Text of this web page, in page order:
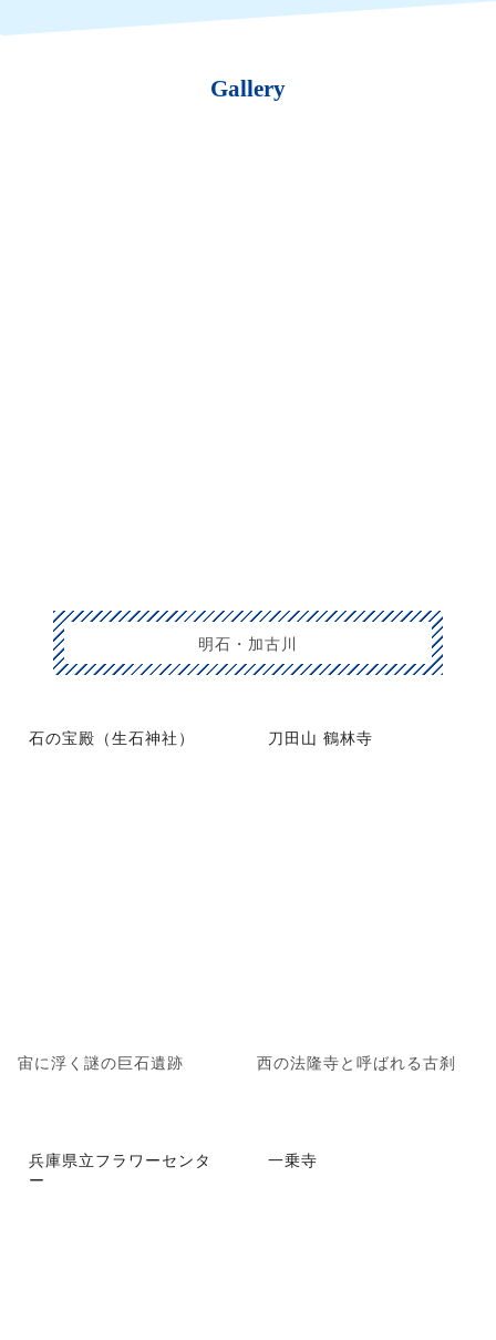
Gallery
明石・加古川
石の宝殿（生石神社）
宙に浮く謎の巨石遺跡
刀田山 鶴林寺
西の法隆寺と呼ばれる古刹
兵庫県立フラワーセンタ
ー
一乗寺